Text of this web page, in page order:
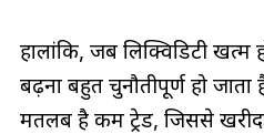
हालांकि, जब लिक्विडिटी खत्म
बढ़ना बहुत चुनौतीपूर्ण हो जाता
मतलब है कम ट्रेड, जिससे